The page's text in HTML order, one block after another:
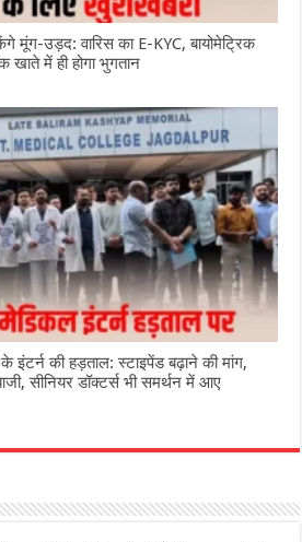
मूंग-उड़द: वारिस का E-KYC, बायोमेट्रिक
में ही होगा भुगतान
की हड़ताल: स्टाइपेंड बढ़ाने की मांग,
सीनियर डॉक्टर्स भी समर्थन में आए